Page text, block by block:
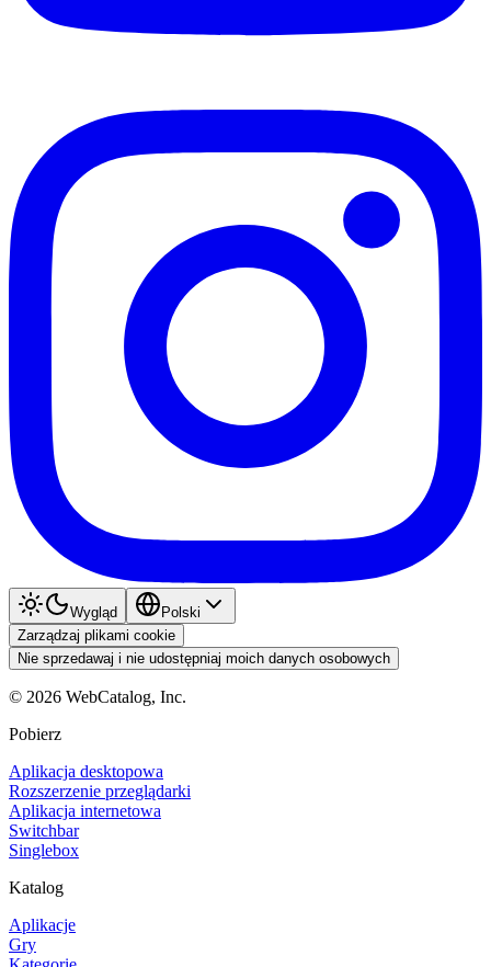
Wygląd
Polski
Zarządzaj plikami cookie
Nie sprzedawaj i nie udostępniaj moich danych osobowych
© 2026 WebCatalog, Inc.
Pobierz
Aplikacja desktopowa
Rozszerzenie przeglądarki
Aplikacja internetowa
Switchbar
Singlebox
Katalog
Aplikacje
Gry